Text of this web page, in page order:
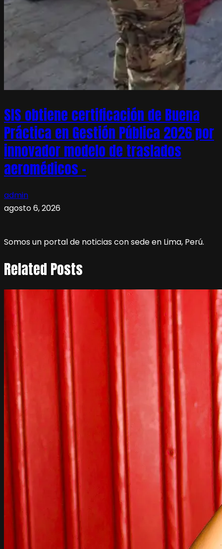
SIS obtiene certificación de Buena
Práctica en Gestión Pública 2026 por
innovador modelo de traslados
aeromédicos –
admin
agosto 6, 2026
Somos un portal de noticias con sede en Lima, Perú.
Related Posts